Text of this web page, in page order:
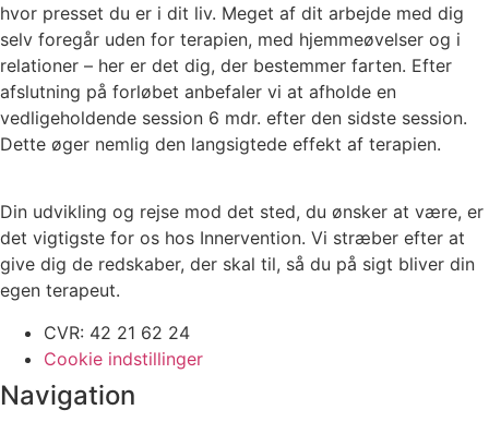
hvor presset du er i dit liv. Meget af dit arbejde med dig
selv foregår uden for terapien, med hjemmeøvelser og i
relationer – her er det dig, der bestemmer farten. Efter
afslutning på forløbet anbefaler vi at afholde en
vedligeholdende session 6 mdr. efter den sidste session.
Dette øger nemlig den langsigtede effekt af terapien.
Din udvikling og rejse mod det sted, du ønsker at være, er
det vigtigste for os hos Innervention. Vi stræber efter at
give dig de redskaber, der skal til, så du på sigt bliver din
egen terapeut.
CVR: 42 21 62 24
Cookie indstillinger
Navigation